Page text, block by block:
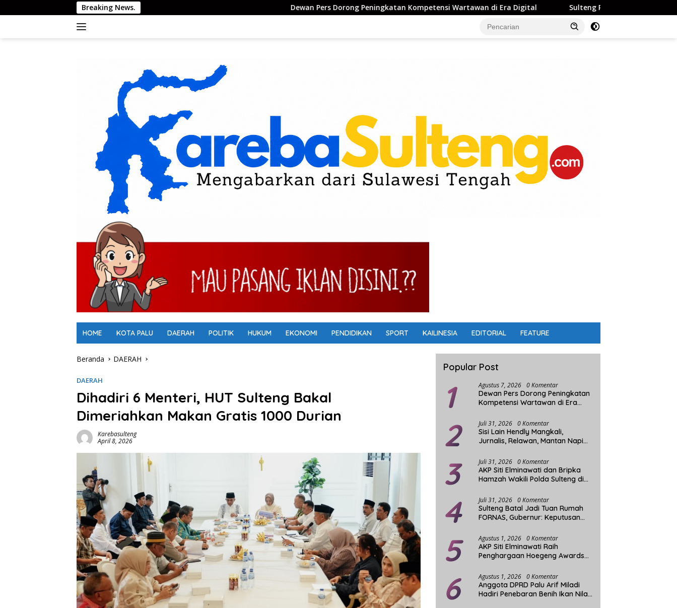
ke
Breaking News. Dewan Pers Dorong Peningkatan Kompetensi Wartawan di Era Digital Sulteng Resmi Buka Gerbang ke Dunia
HOME KOTA PALU DAERAH POLITIK HUKUM EKONOMI PENDIDIKAN SPORT KAILINESIA EDITORIAL FEATURE
Beranda DAERAH
DAERAH
Dihadiri 6 Menteri, HUT Sulteng Bakal
Dimeriahkan Makan Gratis 1000 Durian
Karebasulteng
April 8, 2026
Popular Post
1 Agustus 7, 2026 0 Komentar
Dewan Pers Dorong Peningkatan
Kompetensi Wartawan di Era
2 Juli 31, 2026 0 Komentar
Sisi Lain Hendly Mangkali,
Jurnalis, Relawan, Mantan Napi
3 Juli 31, 2026 0 Komentar
AKP Siti Elminawati dan Bripka
Hamzah Wakili Polda Sulteng di
4 Juli 31, 2026 0 Komentar
Sulteng Batal Jadi Tuan Rumah
FORNAS, Gubernur: Keputusan
5 Agustus 1, 2026 0 Komentar
AKP Siti Elminawati Raih
Penghargaan Hoegeng Awards
6 Agustus 1, 2026 0 Komentar
Anggota DPRD Palu Arif Miladi
Hadiri Penebaran Benih Ikan Nila